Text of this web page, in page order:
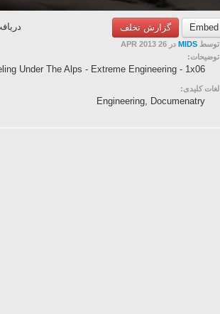
Embed گزارش تخلف
توسط MIDS در 26 APR 2013
توضیحات:
Under The Alps - Extreme Engineering - 1x06
لغات کلیدی:
Engineering, Documenatry